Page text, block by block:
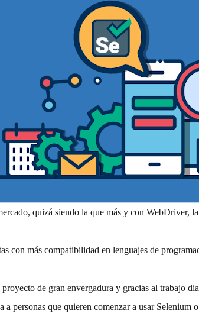
quizá siendo la que más y con
con más compatibilidad en lenguajes de
de gran envergadura y gracias al trabajo
personas que quieren comenzar a usar Selenium